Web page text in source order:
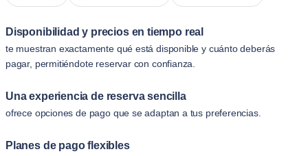
Disponibilidad y precios en tiempo real
te muestran exactamente qué está disponible y cuánto deberás
pagar, permitiéndote reservar con confianza.
Una experiencia de reserva sencilla
ofrece opciones de pago que se adaptan a tus preferencias.
Planes de pago flexibles